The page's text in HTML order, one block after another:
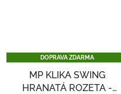
DOPRAVA ZDARMA
MP KLIKA SWING
HRANATÁ ROZETA -